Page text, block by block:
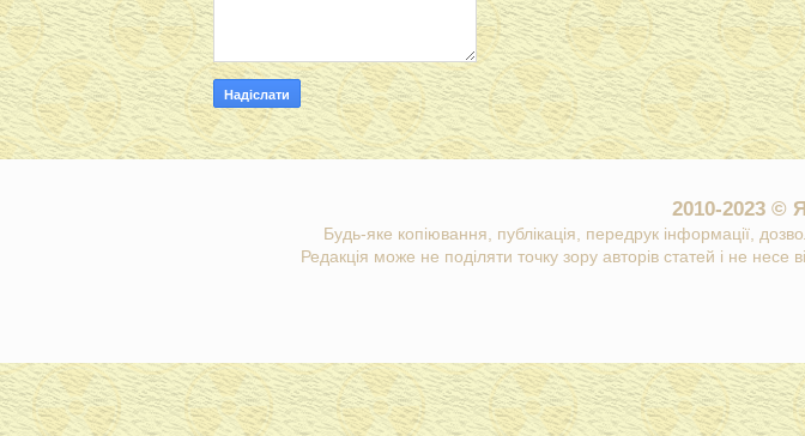
2010-2023 ©
Будь-яке копіювання, публікація, передрук інформації,
Редакція може не поділяти точку зору авторів статей і не несе